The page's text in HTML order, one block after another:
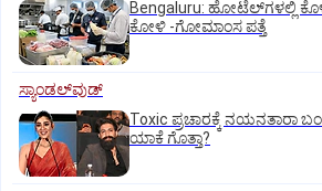
Bengaluru: ಹೋಟೆಲ್‌ಗ‌ಳಲ್ಲಿ
ಕೋಳಿ -ಗೋಮಾಂಸ ಪತ್ತೆ
ಸ್ಯಾಂಡಲ್‌ವುಡ್‌
Toxic ಪ್ರಚಾರಕ್ಕೆ ನಯನತಾರಾ
ಯಾಕೆ ಗೊತ್ತಾ?